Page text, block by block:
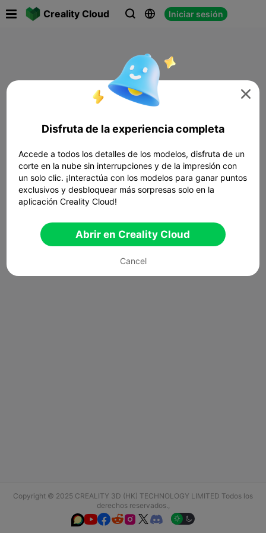
Creality Cloud   Iniciar sesión
Copyright © 2025 CREALITY 3D (HK) TECHNOLOGY LIMITED Todos los
derechos reservados.,
  

Disfruta de la experiencia completa
Accede a todos los detalles de los modelos, disfruta de un
corte en la nube sin interrupciones y de la impresión con
un solo clic. ¡Interactúa con los modelos para ganar puntos
exclusivos y desbloquear más sorpresas solo en la
aplicación Creality Cloud!
Abrir en Creality Cloud
Cancel